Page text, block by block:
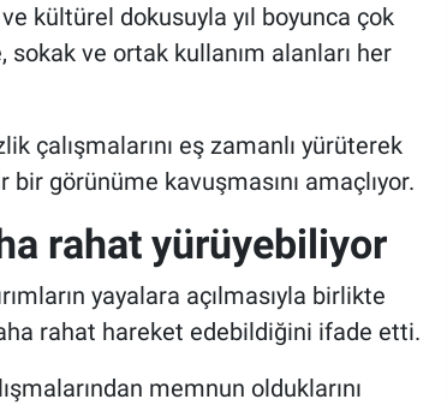
kültürel dokusuyla yıl boyunca çok
sokak ve ortak kullanım alanları her
çalışmalarını eş zamanlı yürüterek
görünüme kavuşmasını amaçlıyor.
rahat yürüyebiliyor
yayalara açılmasıyla birlikte
rahat hareket edebildiğini ifade etti.
memnun olduklarını